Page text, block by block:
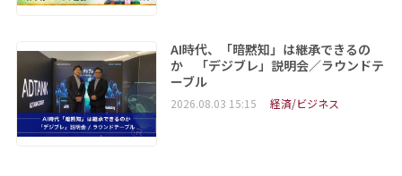
AI時代、「暗黙知」は継承できるの
か 「デジブレ」説明会／ラウンドテ
ーブル
2026.08.03 15:15 経済/ビジネス